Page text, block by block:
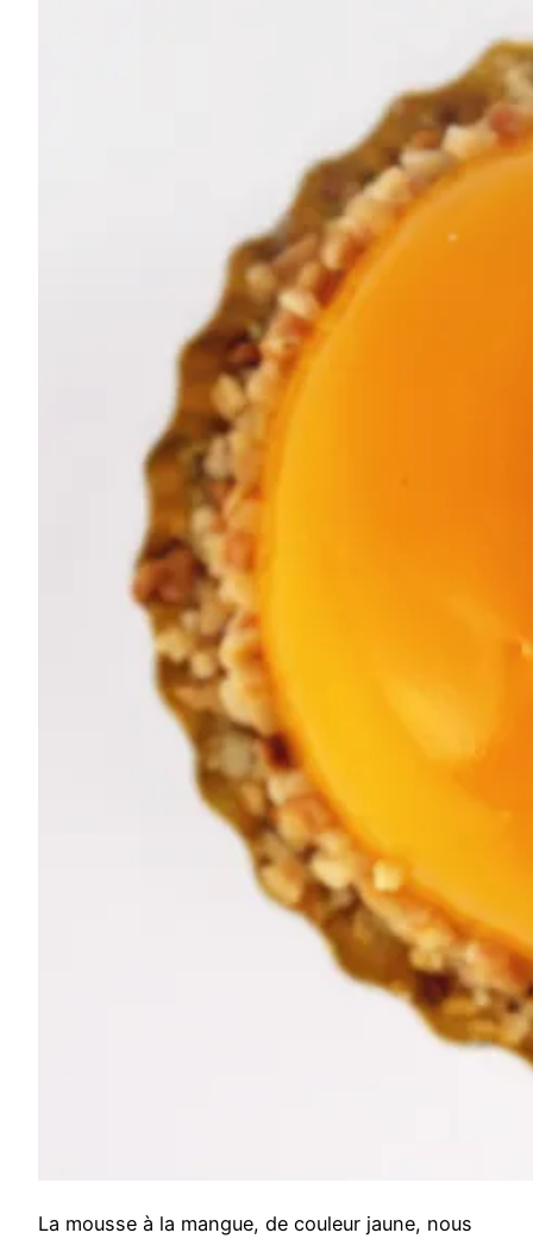
La mousse à la mangue, de couleur jaune, nous